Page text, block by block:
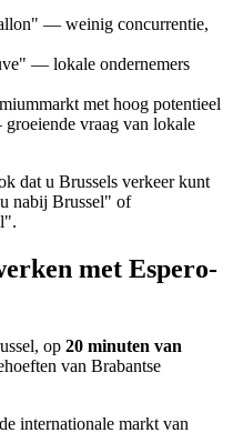
— weinig concurrentie,
— lokale ondernemers
met hoog potentieel
vraag van lokale
dat u Brussels verkeer kunt
nabij Brussel" of
met Espero-
op 20 minuten van
van Brabantse
internationale markt van